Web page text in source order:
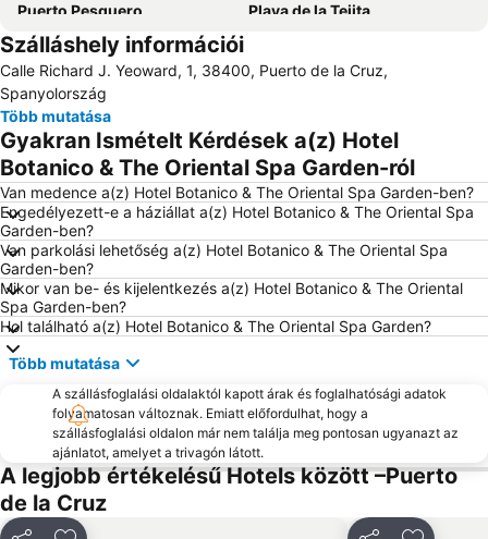
Puerto Pesquero
Playa de la Tejita
Puerto de los Cristianos
Las Arenas
Loro Parque delfinárium
Costa Adeje-San
Playa Costa del Silencio
La Nina
Playa Martiánez
Plaza de Europa
Teide Cableway
Tropicana
Casino Playa de las Américas
Teide National Park
Repülőtér de Tenerife Norte
Plaza del Cristo
Costa Adeje-El
Playa Paraíso
Del Duque
Playa del Médano
El Tope-La Costa
Centro Internacional de Ferias y Congresos de Tenerife
Mercadillo de Alcalá
Playa de San Juan
La Pinta
Puerto Colón
Szálláshely információi
Calle Richard J. Yeoward, 1, 38400, Puerto de la Cruz,
Spanyolország
Több mutatása
Gyakran Ismételt Kérdések a(z) Hotel
Botanico & The Oriental Spa Garden-ról
Van medence a(z) Hotel Botanico & The Oriental Spa Garden-ben?
Engedélyezett-e a háziállat a(z) Hotel Botanico & The Oriental Spa
Garden-ben?
Van parkolási lehetőség a(z) Hotel Botanico & The Oriental Spa
Garden-ben?
Mikor van be- és kijelentkezés a(z) Hotel Botanico & The Oriental
Spa Garden-ben?
Hol található a(z) Hotel Botanico & The Oriental Spa Garden?
Több mutatása
A szállásfoglalási oldalaktól kapott árak és foglalhatósági adatok
folyamatosan változnak. Emiatt előfordulhat, hogy a
szállásfoglalási oldalon már nem találja meg pontosan ugyanazt az
ajánlatot, amelyet a trivagón látott.
A legjobb értékelésű Hotels között –Puerto
de la Cruz